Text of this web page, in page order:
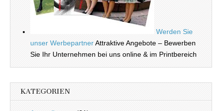
Werden Sie
unser WerbepartnerAttraktive Angebote – Bewerben
Sie Ihr Unternehmen bei uns online & im Printbereich
KATEGORIEN